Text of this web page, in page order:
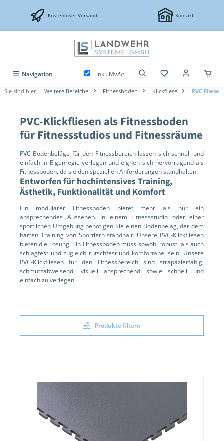
Zum Hauptinhalt springen
Kostenloser Versand Kontakt
Navigation inkl. MwSt.
Sie sind hier: Weitere Bereiche Fitnessboden Klickfliese PVC Fliese
PVC-Klickfliesen als Fitnessboden
für Fitnessstudios und Fitnessräume
PVC-Bodenbeläge für den Fitnessbereich lassen sich schnell und
einfach in Eigenregie verlegen und eignen sich hervorragend als
Fitnessboden, da sie den speziellen Anforderungen standhalten.
Entworfen für hochintensives Training,
Ästhetik, Funktionalität und Komfort
Ein modularer Fitnessboden bietet mehr als nur ein
ansprechendes Aussehen. In einem Fitnessstudio oder einer
sportlichen Umgebung benötigen Sie einen Bodenbelag, der dem
harten Training von Sportlern standhält. Unsere PVC-Klickfliesen
bieten die Lösung. Ein Fitnessboden muss sowohl robust, als auch
schlagfest und zugleich rutschfest und komfortabelsein. Unsere
PVC-Klickfliesen für den Fitnessbereich sind strapazierfähig,
schmutzabweisend, visuell ansprechend sowie schnell und
einfach zu verlegen.
Produkte filtern